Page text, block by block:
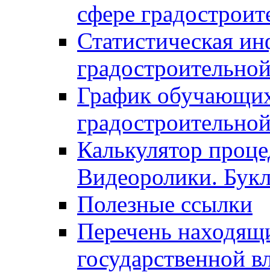
сфере
Статистическая
График
Калькулятор
Видеоролики.
Полезные ссылки
Перечень
государственной